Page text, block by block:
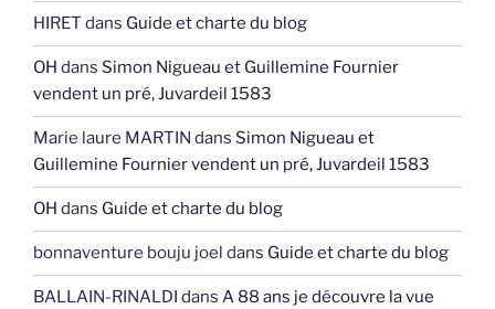
HIRET dans Guide et charte du blog
OH dans Simon Nigueau et Guillemine Fournier
vendent un pré, Juvardeil 1583
Marie laure MARTIN dans Simon Nigueau et
Guillemine Fournier vendent un pré, Juvardeil 1583
OH dans Guide et charte du blog
bonnaventure bouju joel dans Guide et charte du blog
BALLAIN-RINALDI dans A 88 ans je découvre la vue